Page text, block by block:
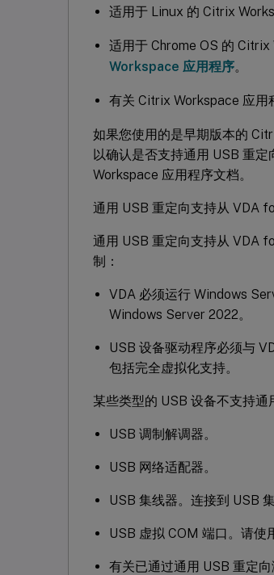
适用于 Linux 的 Citrix
适用于 Chrome OS 的
Workspace 应用程序。
有关 Citrix Workspace 应用
如果您使用的是早期版本的
以确认是否支持通用 USB 重
Workspace 应用程序文档。
通用 USB 重定向支持从 VDA
通用 USB 重定向支持从 VDA
制：
VDA 必须运行 Windows
Windows Server 2022。
USB 设备驱动程序必须与
包括完全虚拟化支持。
某些类型的 USB 设备不支持通
USB 调制解调器。
USB 网络适配器。
USB 集线器。连接到 USB
USB 虚拟 COM 端口。请使
有关已通过通用 USB 重定